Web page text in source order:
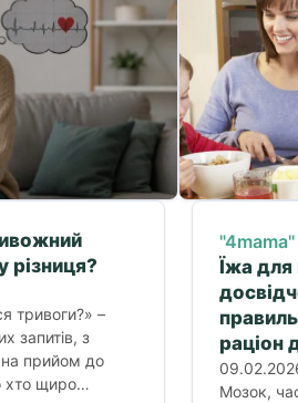
різниця?
тривоги?» –
запитів, з
прийом до
хто щиро
"4mama"
Їжа
раціон
Мозок,